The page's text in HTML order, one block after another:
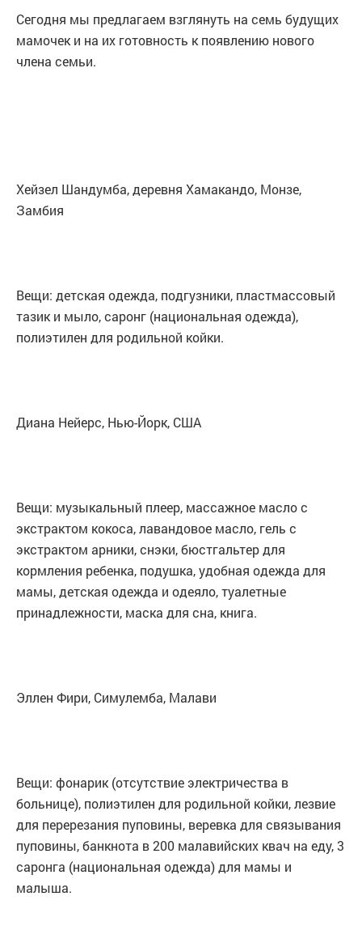
Сегодня мы предлагаем взглянуть на семь будущих
мамочек и на их готовность к появлению нового
члена семьи.
Хейзел Шандумба, деревня Хамакандо, Монзе,
Замбия
Вещи: детская одежда, подгузники, пластмассовый
тазик и мыло, саронг (национальная одежда),
полиэтилен для родильной койки.
Диана Нейерс, Нью-Йорк, США
Вещи: музыкальный плеер, массажное масло с
экстрактом кокоса, лавандовое масло, гель с
экстрактом арники, снэки, бюстгальтер для
кормления ребенка, подушка, удобная одежда для
мамы, детская одежда и одеяло, туалетные
принадлежности, маска для сна, книга.
Эллен Фири, Симулемба, Малави
Вещи: фонарик (отсутствие электричества в
больнице), полиэтилен для родильной койки, лезвие
для перерезания пуповины, веревка для связывания
пуповины, банкнота в 200 малавийских квач на еду, 3
саронга (национальная одежда) для мамы и
малыша.